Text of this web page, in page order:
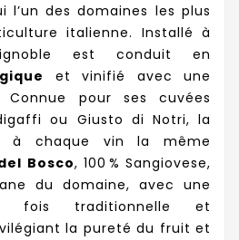
l’un des domaines les plus
italienne. Installé à
est conduit en
et vinifié avec une
Connue pour ses cuvées
ou Giusto di Notri, la
à chaque vin la même
Bosco, 100 % Sangiovese,
du domaine, avec une
fois traditionnelle et
la pureté du fruit et